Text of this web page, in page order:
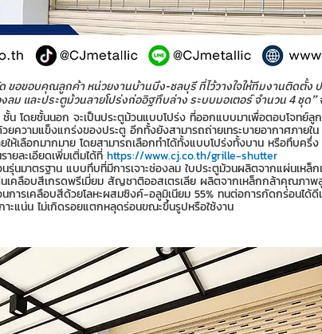
ขอขอบคุณลูกค้า หน่วยงานบ้านบึง-ชลบุรี ที่ไว้วางใจให้ทีมงานติดตั้ง
ลม และประตูม้วนลายโปร่งก่ออิฐทึบล่าง ระบบมอเตอร์ จำนวน 4 ชุด”
ความแข็งแกร่งของประตู อีกทั้งยังสามารถถ่ายเทระบายอากาศภายใ
ให้เลือกมากมาย โดยสามารถเลือกทำได้ทั้งแบบโปร่งทั้งบาน หรือทึบครึ่
ยละเอียดเพิ่มเติ่มได้ที่ https://www.cj.co.th/grille-shutter
วนรุ่นมาตรฐาน แบบทึบที่มีการเจาะช่องลม ใบประตูม้วนผลิตจากแผ่นเห
เคลือบสีเกรดพรีเมี่ยม สัญชาติออสเตรเลีย ผลิตจากเหล็กกล้าคุณภา
การเคลือบสีด้วยโลหะผสมซิงค์-อลูมิเนียม 55% ทนต่อการกัดกร่อนได้ดี
แน่น ไม่เกิดรอยแตกหลุดร่อนขณะขึ้นรูปหรือใช้งาน